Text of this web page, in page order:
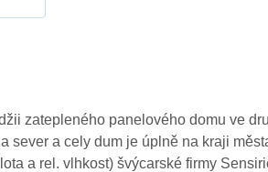
zatepleného panelového domu ve
sever a cely dum je úplně na kraji
a rel. vlhkost) švýcarské firmy